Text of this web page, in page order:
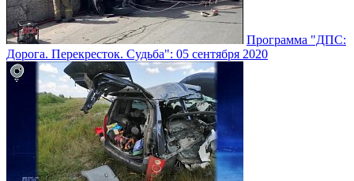
Программа "ДПС:
Дорога. Перекресток. Судьба": 05 сентября 2020